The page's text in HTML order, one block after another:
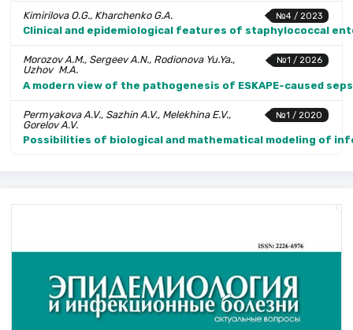
№4 / 2023
Kimirilova O.G., Kharchenko G.A.
Clinical and epidemiological features of staphylococcal
№1 / 2026
Morozov A.M., Sergeev A.N., Rodionova Yu.Ya.,
Uzhov M.A.
A modern view of the pathogenesis of ESKAPE-caused
№1 / 2020
Permyakova A.V., Sazhin A.V., Melekhina E.V.,
Gorelov A.V.
Possibilities of biological and mathematical modeling of